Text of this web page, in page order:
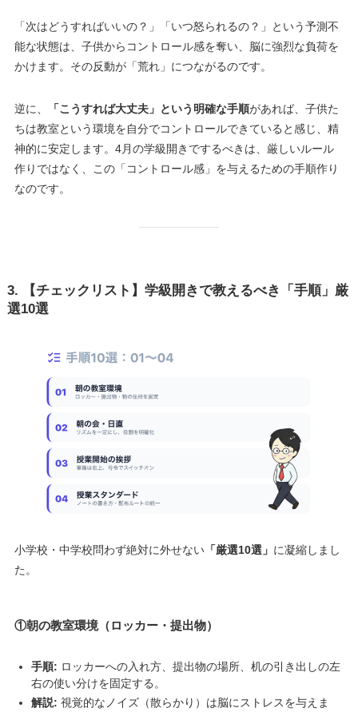
「次はどうすればいいの？」「いつ怒られるの？」という予測不
能な状態は、子供からコントロール感を奪い、脳に強烈な負荷を
かけます。その反動が「荒れ」につながるのです。
逆に、 「こうすれば大丈夫」という明確な手順があれば、子供た
ちは教室という環境を自分でコントロールできていると感じ、精
神的に安定します。4月の学級開きでするべきは、厳しいルール
作りではなく、この「コントロール感」を与えるための手順作り
なのです。
3. 【チェックリスト】学級開きで教えるべき「手順」厳
選10選
小学校・中学校問わず絶対に外せない「厳選10選」 に凝縮しまし
た。
①朝の教室環境（ロッカー・提出物）
手順: ロッカーへの入れ方、提出物の場所、机の引き出しの左
右の使い分けを固定する。
解説: 視覚的なノイズ（散らかり）は脳にストレスを与えま